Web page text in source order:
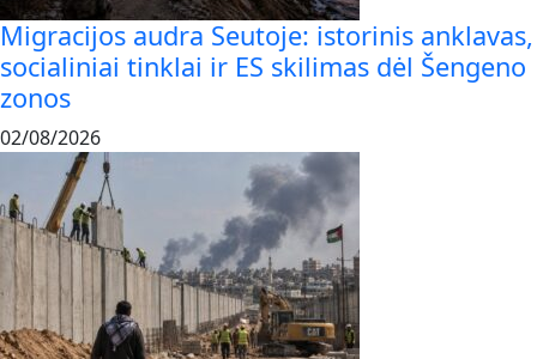
Migracijos audra Seutoje: istorinis anklavas,
socialiniai tinklai ir ES skilimas dėl Šengeno
zonos
02/08/2026